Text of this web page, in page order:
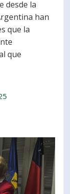
desde la
han
que la
que